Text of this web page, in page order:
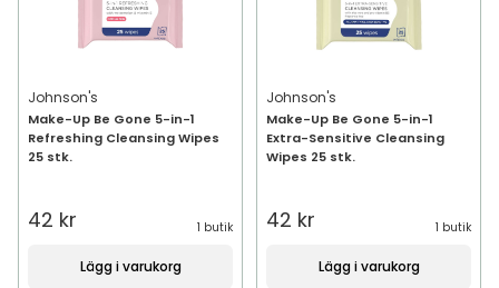
Johnson's
Make-Up Be Gone 5-in-1
Refreshing Cleansing Wipes
25 stk.
42 kr 1 butik
Lägg i varukorg
Johnson's
Make-Up Be Gone 5-in-1
Extra-Sensitive Cleansing
Wipes 25 stk.
42 kr 1 butik
Lägg i varukorg